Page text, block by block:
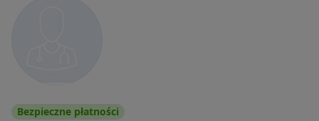
Bezpieczne płatności